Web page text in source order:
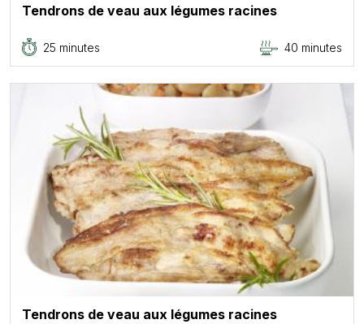
Tendrons de veau aux légumes racines
25 minutes 40 minutes
Tendrons de veau aux légumes racines